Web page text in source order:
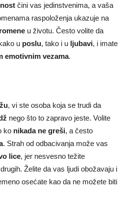
čini vas jedinstvenima, a vaša
raspoloženja ukazuje na
u životu. Često volite da
u poslu, tako i u ljubavi, i imate
emotivnim vezama.
, vi ste osoba koja se trudi da
nego što to zapravo jeste. Volite
ko nikada ne greši, a često
. Strah od odbacivanja može vas
lice, jer nesvesno težite
Želite da vas ljudi obožavaju i
osećate kao da ne možete biti